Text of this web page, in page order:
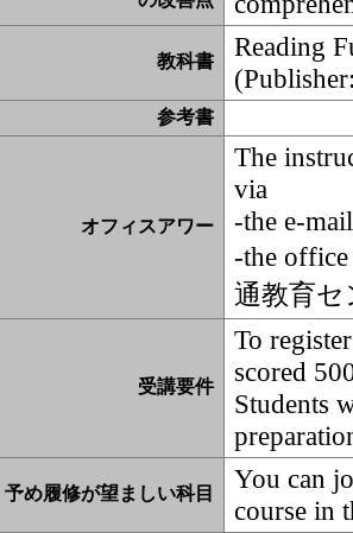
教科書
Reading
参考書
オフィスアワー
The
via
-the e-
-the
通教育セ
受講要件
To
scored
Students
予め履修が望ましい科目
You can
course in